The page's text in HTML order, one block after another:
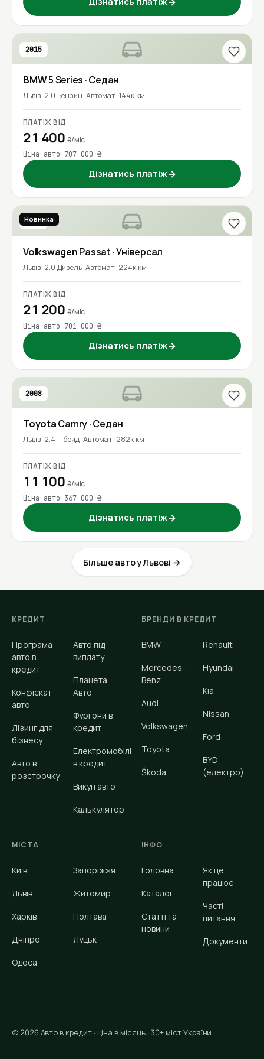
2015
BMW5 Series · Седан
Львів 2.0 Бензин Автомат 144к км
ПЛАТІЖ ВІД
21 400 ₴/міс
Ціна авто 707 000 ₴
Дізнатись платіж→
2017
Новинка
VolkswagenPassat · Універсал
Львів 2.0 Дизель Автомат 224к км
ПЛАТІЖ ВІД
21 200 ₴/міс
Ціна авто 701 000 ₴
Дізнатись платіж→
2008
ToyotaCamry· Седан
Львів 2.4 Гібрид Автомат 282к км
ПЛАТІЖ ВІД
11 100 ₴/міс
Ціна авто 367 000 ₴
Дізнатись платіж→
Більше авто у Львові →
КРЕДИТ
Програма
авто в
кредит
Конфіскат
авто
Лізинг для
бізнесу
Авто в
розстрочку
Авто під
виплату
Планета
Авто
Фургони в
кредит
Електромобілі
в кредит
Викуп авто
Калькулятор
БРЕНДИ В КРЕДИТ
BMW
Mercedes-
Benz
Audi
Volkswagen
Toyota
Škoda
Renault
Hyundai
Kia
Nissan
Ford
BYD
(електро)
МІСТА
Київ
Львів
Харків
Дніпро
Одеса
Запоріжжя
Житомир
Полтава
Луцьк
ІНФО
Головна
Каталог
Статті та
новини
Як це
працює
Часті
питання
Документи
© 2026 Авто в кредит · ціна в місяць · 30+ міст України